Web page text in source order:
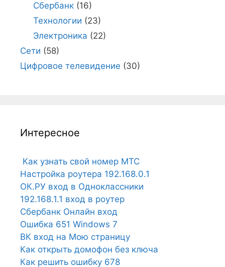
Сбербанк(16)
Технологии (23)
Электроника (22)
Сети (58)
Цифровое телевидение (30)
Интересное
Как узнать свой номер МТС
Настройка роутера 192.168.0.1
ОК.РУ вход в Одноклассники
192.168.1.1 вход в роутер
Сбербанк Онлайн вход
Ошибка 651 Windows 7
ВК вход на Мою страницу
Как открыть домофон без ключа
Как решить ошибку 678